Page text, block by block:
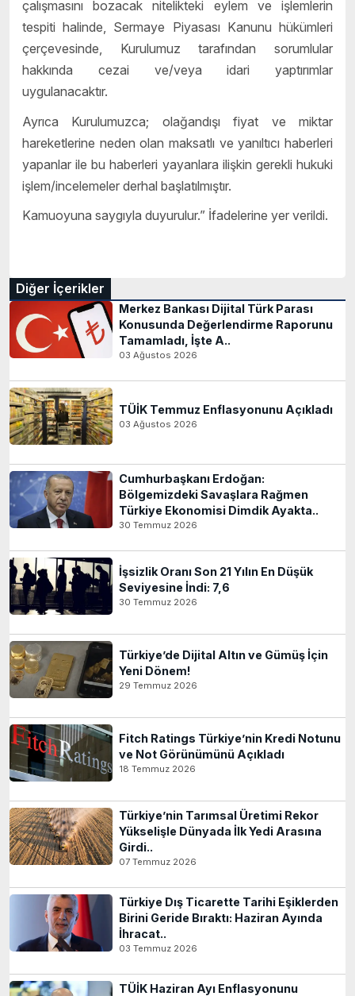
çalışmasını bozacak nitelikteki eylem ve işlemlerin
tespiti halinde, Sermaye Piyasası Kanunu hükümleri
çerçevesinde, Kurulumuz tarafından sorumlular
hakkında cezai ve/veya idari yaptırımlar
uygulanacaktır.
Ayrıca Kurulumuzca; olağandışı fiyat ve miktar
hareketlerine neden olan maksatlı ve yanıltıcı haberleri
yapanlar ile bu haberleri yayanlara ilişkin gerekli hukuki
işlem/incelemeler derhal başlatılmıştır.
Kamuoyuna saygıyla duyurulur.” İfadelerine yer verildi.
Diğer İçerikler
Merkez Bankası Dijital Türk Parası
Konusunda Değerlendirme Raporunu
Tamamladı, İşte A..
03 Ağustos 2026
TÜİK Temmuz Enflasyonunu Açıkladı
03 Ağustos 2026
Cumhurbaşkanı Erdoğan:
Bölgemizdeki Savaşlara Rağmen
Türkiye Ekonomisi Dimdik Ayakta..
30 Temmuz 2026
İşsizlik Oranı Son 21 Yılın En Düşük
Seviyesine İndi: 7,6
30 Temmuz 2026
Türkiye’de Dijital Altın ve Gümüş İçin
Yeni Dönem!
29 Temmuz 2026
Fitch Ratings Türkiye’nin Kredi Notunu
ve Not Görünümünü Açıkladı
18 Temmuz 2026
Türkiye’nin Tarımsal Üretimi Rekor
Yükselişle Dünyada İlk Yedi Arasına
Girdi..
07 Temmuz 2026
Türkiye Dış Ticarette Tarihi Eşiklerden
Birini Geride Bıraktı: Haziran Ayında
İhracat..
03 Temmuz 2026
TÜİK Haziran Ayı Enflasyonunu